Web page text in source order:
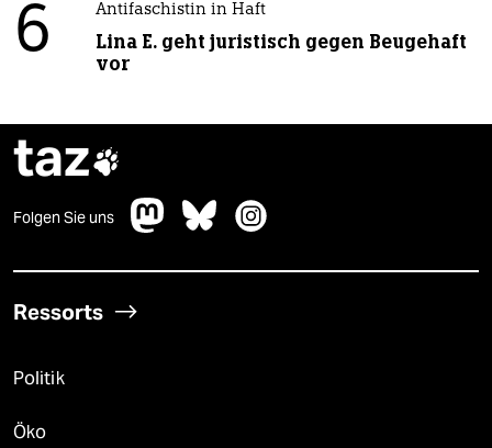
6 Antifaschistin in Haft
Lina E. geht juristisch gegen Beugehaft
vor
taz
Folgen Sie uns
Ressorts
Politik
Öko